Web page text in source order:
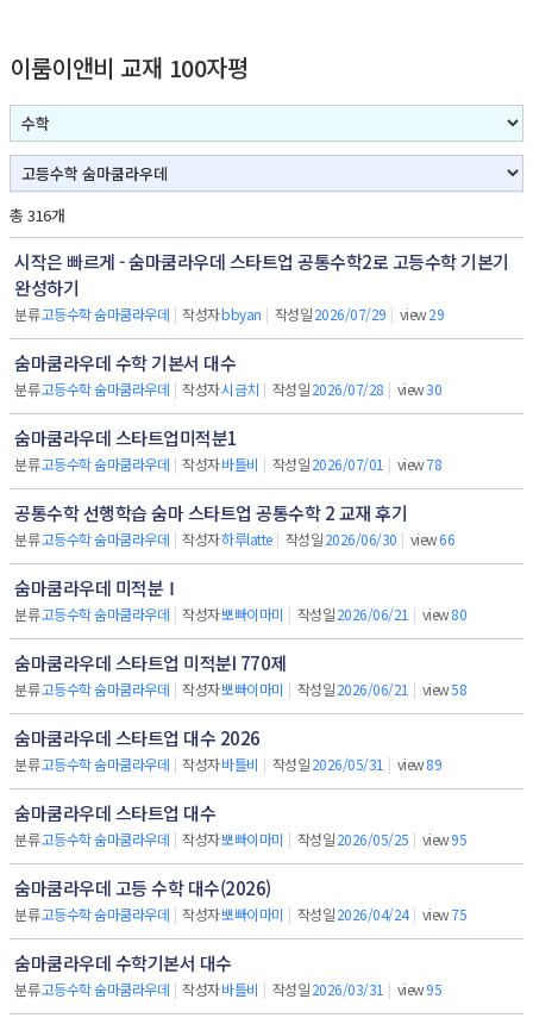
이룸이앤비 교재 100자평
총 316개
시작은 빠르게 - 숨마쿰라우데 스타트업 공통수학2로 고등수학 기본기
완성하기
분류고등수학 숨마쿰라우데 | 작성자bbyan | 작성일2026/07/29 | view29
숨마쿰라우데 수학 기본서 대수
분류고등수학 숨마쿰라우데 | 작성자시금치 | 작성일2026/07/28 | view30
숨마쿰라우데 스타트업미적분1
분류고등수학 숨마쿰라우데 | 작성자바틀비 | 작성일2026/07/01 | view78
공통수학 선행학습 숨마 스타트업 공통수학 2 교재 후기
분류고등수학 숨마쿰라우데 | 작성자하루latte | 작성일2026/06/30 | view66
숨마쿰라우데 미적분Ⅰ
분류고등수학 숨마쿰라우데 | 작성자뽀빠이마미 | 작성일2026/06/21 | view80
숨마쿰라우데 스타트업 미적분I 770제
분류고등수학 숨마쿰라우데 | 작성자뽀빠이마미 | 작성일2026/06/21 | view58
숨마쿰라우데 스타트업 대수 2026
분류고등수학 숨마쿰라우데 | 작성자바틀비 | 작성일2026/05/31 | view89
숨마쿰라우데 스타트업 대수
분류고등수학 숨마쿰라우데 | 작성자뽀빠이마미 | 작성일2026/05/25 | view95
숨마쿰라우데 고등 수학 대수(2026)
분류고등수학 숨마쿰라우데 | 작성자뽀빠이마미 | 작성일2026/04/24 | view75
숨마쿰라우데 수학기본서 대수
분류고등수학 숨마쿰라우데 | 작성자바틀비 | 작성일2026/03/31 | view95